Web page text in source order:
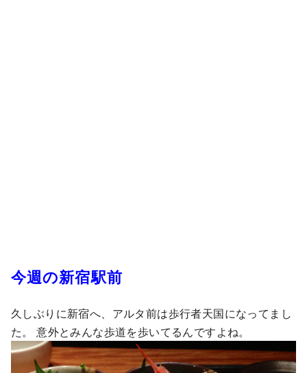
今週の新宿駅前
久しぶりに新宿へ、アルタ前は歩行者天国になってまし
た。 意外とみんな歩道を歩いてるんですよね。